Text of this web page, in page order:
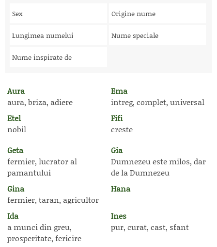
Sex Origine nume
Lungimea numelui Nume speciale
Nume inspirate de
Aura
aura, briza, adiere
Ema
intreg, complet, universal
Etel
nobil
Fifi
creste
Geta
fermier, lucrator al
pamantului
Gia
Dumnezeu este milos, dar
de la Dumnezeu
Gina
fermier, taran, agricultor
Hana
Ida
a munci din greu,
prosperitate, fericire
Ines
pur, curat, cast, sfant